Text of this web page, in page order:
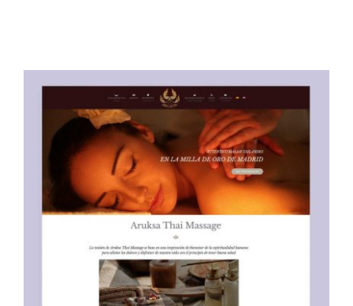
Aruksa Thai Massage